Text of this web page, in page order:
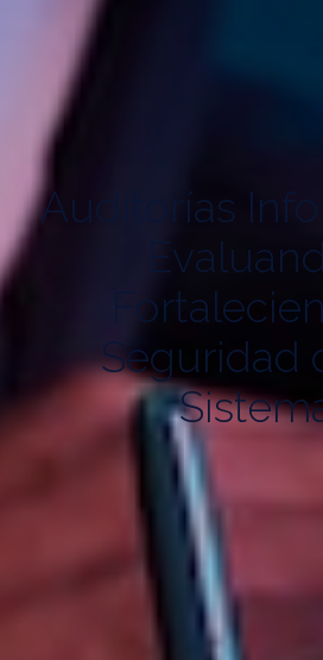
Auditorías
Seguridad